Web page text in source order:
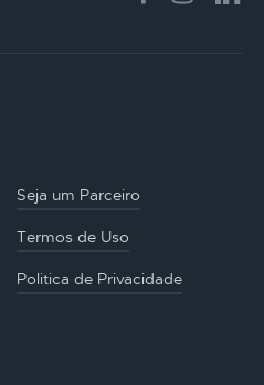
Seja um Parceiro
Termos de Uso
Politica de Privacidade